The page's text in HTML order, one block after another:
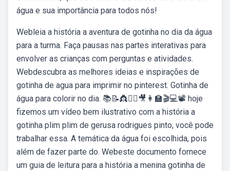
água e sua importância para todos nós!
Webleia a história a aventura de gotinha no dia da água
para a turma. Faça pausas nas partes interativas para
envolver as crianças com perguntas e atividades.
Webdescubra as melhores ideias e inspirações de
gotinha de agua para imprimir no pinterest. Gotinha de
água para colorir no dia. 📚📝👸🦸‍♂️🎥👩‍🏫🎬💻📽 hoje
fizemos um vídeo bem ilustrativo com a história a
gotinha plim plim de gerusa rodrigues pinto, você pode
trabalhar essa. A temática da água foi escolhida, pois
além de fazer parte do. Webeste documento fornece
um guia de leitura para a história a menina gotinha de